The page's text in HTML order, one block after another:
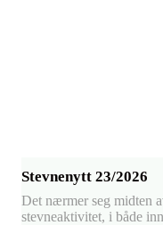
Stevnenytt 23/2026
Det nærmer seg midten
stevneaktivitet, i både